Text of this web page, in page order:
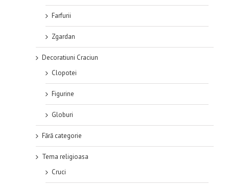
Farfurii
Zgardan
Decoratiuni Craciun
Clopotei
Figurine
Globuri
Fără categorie
Tema religioasa
Cruci